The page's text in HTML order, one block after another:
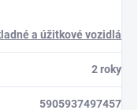
a úžitkové vozidlá
2 roky
5905937497457